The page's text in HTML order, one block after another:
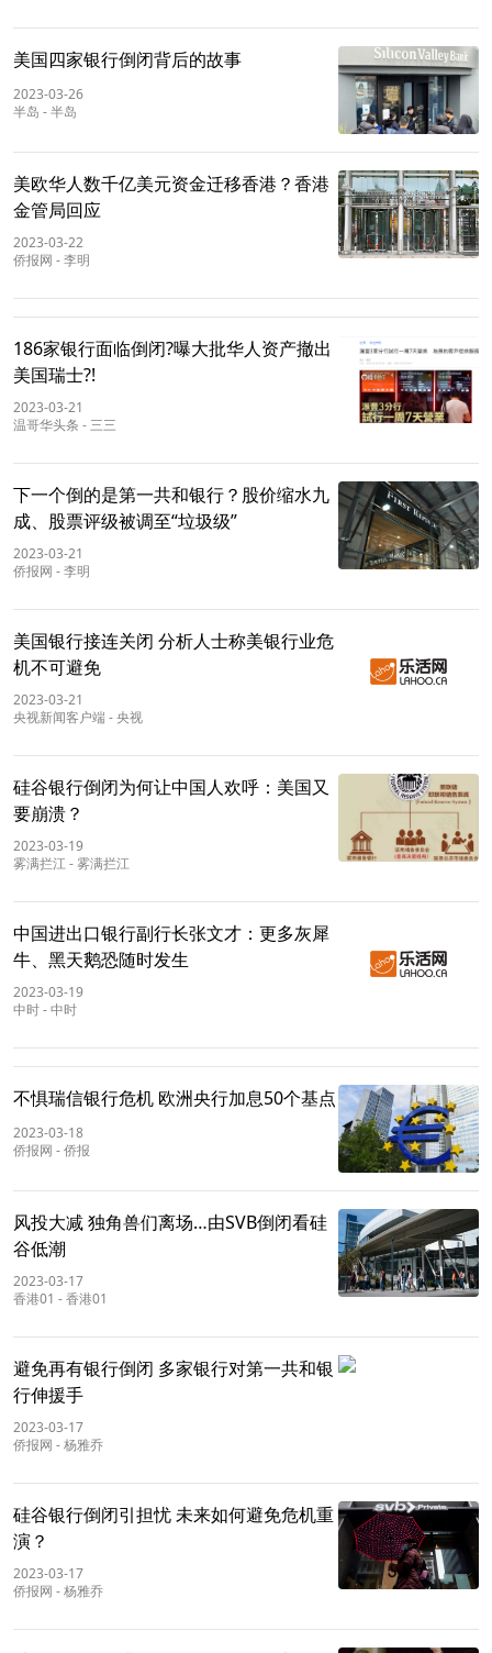
美国四家银行倒闭背后的故事
2023-03-26
半岛 -半岛
美欧华人数千亿美元资金迁移香港？香港
金管局回应
2023-03-22
侨报网 -李明
186家银行面临倒闭?曝大批华人资产撤出
美国瑞士?!
2023-03-21
温哥华头条 - 三三
下一个倒的是第一共和银行？股价缩水九
成、股票评级被调至“垃圾级”
2023-03-21
侨报网 -李明
美国银行接连关闭 分析人士称美银行业危
机不可避免
2023-03-21
央视新闻客户端-央视
硅谷银行倒闭为何让中国人欢呼：美国又
要崩溃？
2023-03-19
雾满拦江 -雾满拦江
中国进出口银行副行长张文才：更多灰犀
牛、黑天鹅恐随时发生
2023-03-19
中时-中时
不惧瑞信银行危机 欧洲央行加息50个基点
2023-03-18
侨报网 -侨报
风投大减 独角兽们离场…由SVB倒闭看硅
谷低潮
2023-03-17
香港01 -香港01
避免再有银行倒闭 多家银行对第一共和银
行伸援手
2023-03-17
侨报网 -杨雅乔
硅谷银行倒闭引担忧 未来如何避免危机重
演？
2023-03-17
侨报网 -杨雅乔